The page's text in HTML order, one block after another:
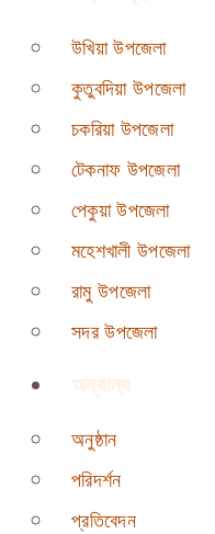
উখিয়া উপজেলা
কুতুবদিয়া উপজেলা
চকরিয়া উপজেলা
টেকনাফ উপজেলা
পেকুয়া উপজেলা
মহেশখালী উপজেলা
রামু উপজেলা
সদর উপজেলা
অন্যান্য
অনুষ্ঠান
পরিদর্শন
প্রতিবেদন